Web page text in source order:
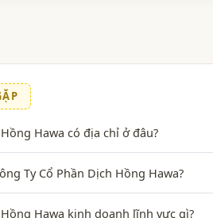
Hawa có địa chỉ ở đâu?
Ty Cổ Phần Dịch Hồng Hawa?
Hawa kinh doanh lĩnh vực gì?